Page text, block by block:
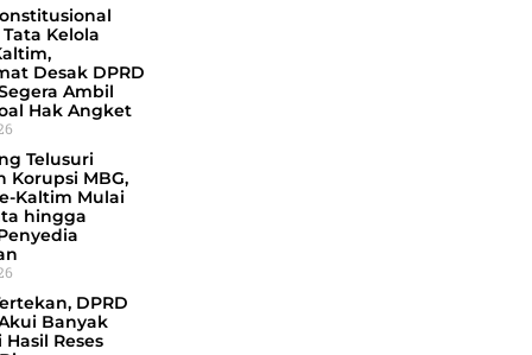
Kelola
Desak DPRD
Ambil
Hak Angket
Telusuri
Korupsi MBG,
Kaltim Mulai
hingga
DPRD
Banyak
Hasil Reses